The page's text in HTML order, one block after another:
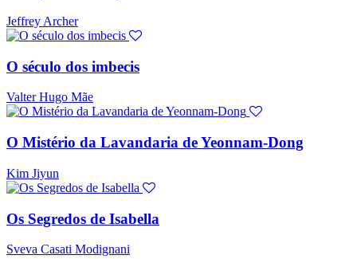
Jeffrey Archer
O século dos imbecis
Valter Hugo Mãe
O Mistério da Lavandaria de Yeonnam-Dong
Kim Jiyun
Os Segredos de Isabella
Sveva Casati Modignani